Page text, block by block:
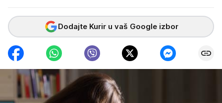
Dodajte Kurir u vaš Google izbor